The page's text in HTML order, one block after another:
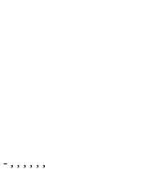
- , , , , , ,